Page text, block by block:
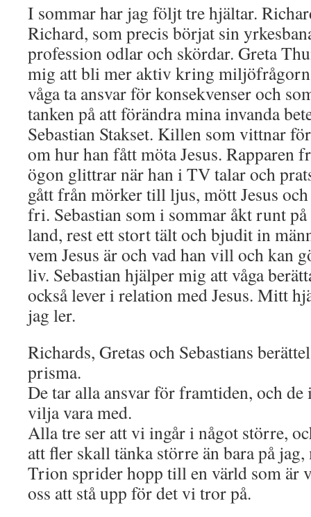
I sommar har jag följt tre hjältar.
Richard, som precis börjat sin
profession odlar och skördar. Greta
mig att bli mer aktiv kring
våga ta ansvar för konsekvenser och
tanken på att förändra mina invanda
Sebastian Stakset. Killen som vittnar
om hur han fått möta Jesus. Rapparen
ögon glittrar när han i TV talar och
gått från mörker till ljus, mött Jesus
fri. Sebastian som i sommar åkt runt
land, rest ett stort tält och bjudit in
vem Jesus är och vad han vill och kan
liv. Sebastian hjälper mig att våga
också lever i relation med Jesus. Mitt
jag ler.
Richards, Gretas och Sebastians
prisma.
De tar alla ansvar för framtiden, och de
vilja vara med.
Alla tre ser att vi ingår i något större,
att fler skall tänka större än bara på
Trion sprider hopp till en värld som är
oss att stå upp för det vi tror på.